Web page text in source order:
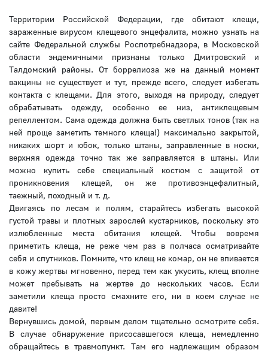
Территории Российской Федерации, где обитают клещи,
зараженные вирусом клещевого энцефалита, можно узнать на
сайте Федеральной службы Роспотребнадзора, в Московской
области эндемичными признаны только Дмитровский и
Талдомский районы. От боррелиоза же на данный момент
вакцины не существует и тут, прежде всего, следует избегать
контакта с клещами. Для этого, выходя на природу, следует
обрабатывать одежду, особенно ее низ, антиклещевым
репеллентом. Сама одежда должна быть светлых тонов (так на
ней проще заметить темного клеща!) максимально закрытой,
никаких шорт и юбок, только штаны, заправленные в носки,
верхняя одежда точно так же заправляется в штаны. Или
можно купить себе специальный костюм с защитой от
проникновения клещей, он же противоэнцефалитный,
таежный, походный и т. д.
Двигаясь по лесам и полям, старайтесь избегать высокой
густой травы и плотных зарослей кустарников, поскольку это
излюбленные места обитания клещей. Чтобы вовремя
приметить клеща, не реже чем раз в полчаса осматривайте
себя и спутников. Помните, что клещ не комар, он не впивается
в кожу жертвы мгновенно, перед тем как укусить, клещ вполне
может пребывать на жертве до нескольких часов. Если
заметили клеща просто смахните его, ни в коем случае не
давите!
Вернувшись домой, первым делом тщательно осмотрите себя.
В случае обнаружение присосавшегося клеща, немедленно
обращайтесь в травмопункт. Там его надлежащим образом